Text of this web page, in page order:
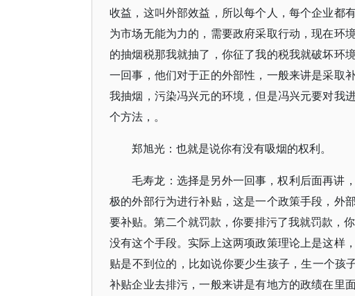
收益，这叫外部效益，所以每个人，每个企业都
为市场无能为力的，需要政府采取行动，现在环
的抽烟税那我就抽了，你征了我的税我就破坏环
一回事，他们对于正的外部性，一般来讲是采取
我抽烟，污染冯兴元的环境，但是冯兴元要对我
个方法，。
郑旭光：也就是说你有没有吸烟的权利。
毛寿龙：选择是另外一回事，权利后面再讲
极的外部行为进行补贴，这是一个政策手段，外
要补贴。第二个就罚款，你要排污了我就罚款，
没有这个手段。实际上这两项政策理论上是这样
贴是不到位的，比如说你要少生孩子，生一个孩
补贴企业去排污，一般来讲是有地方的政绩在里